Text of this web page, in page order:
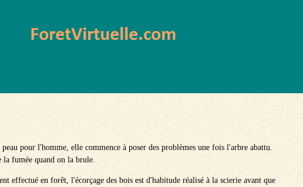
pour l'homme, elle commence à poser des problèmes une fois l'arbre abattu.
la fumée quand on la brule.
effectué en forêt, l'écorçage des bois est d'habitude réalisé à la scierie avant que